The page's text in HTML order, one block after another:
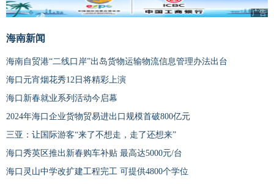
广告
海南新闻
海南自贸港“二线口岸”出岛货物运输物流信息管理办法出台
海口元宵烟花秀12日将精彩上演
海口新春就业系列活动今启幕
2024年海口企业货物贸易进出口规模首破800亿元
三亚：让国际游客“来了不想走，走了还想来”
海口秀英区推出新春购车补贴 最高达5000元/台
海口灵山中学改扩建工程完工 可提供4800个学位